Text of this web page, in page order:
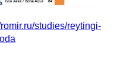
romir.ru/studies/reytingi-